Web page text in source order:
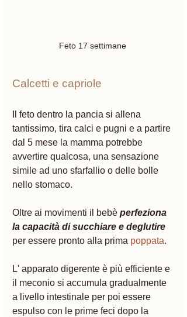
Feto 17 settimane
Calcetti e capriole
Il feto dentro la pancia si allena
tantissimo, tira calci e pugni e a partire
dal 5 mese la mamma potrebbe
avvertire qualcosa, una sensazione
simile ad uno sfarfallio o delle bolle
nello stomaco.
Oltre ai movimenti il bebè perfeziona
la capacità di succhiare e deglutire
per essere pronto alla prima poppata.
L' apparato digerente è più efficiente e
il meconio si accumula gradualmente
a livello intestinale per poi essere
espulso con le prime feci dopo la